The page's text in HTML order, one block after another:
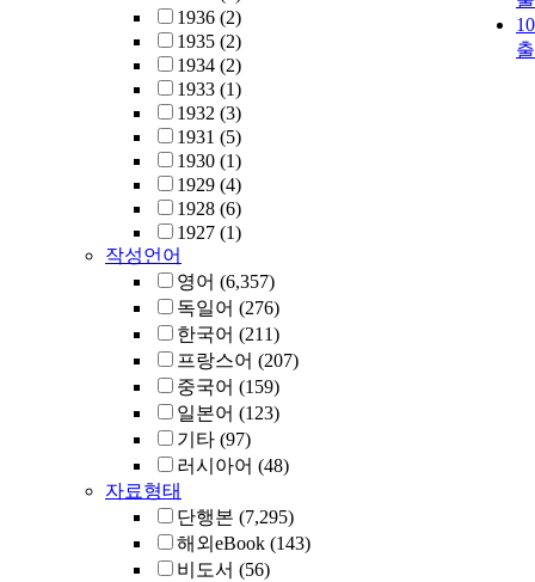
1936 (2)
1935 (2)
1934 (2)
1933 (1)
1932 (3)
1931 (5)
1930 (1)
1929 (4)
1928 (6)
1927 (1)
작성언어
영어 (6,357)
독일어 (276)
한국어 (211)
프랑스어 (207)
중국어 (159)
일본어 (123)
기타 (97)
러시아어 (48)
자료형태
단행본 (7,295)
해외eBook (143)
비도서 (56)